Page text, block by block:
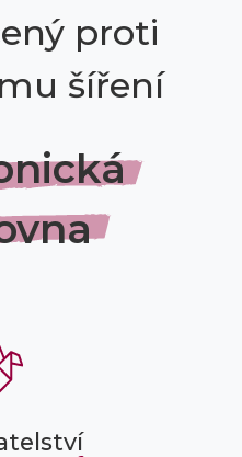
proti
šíření